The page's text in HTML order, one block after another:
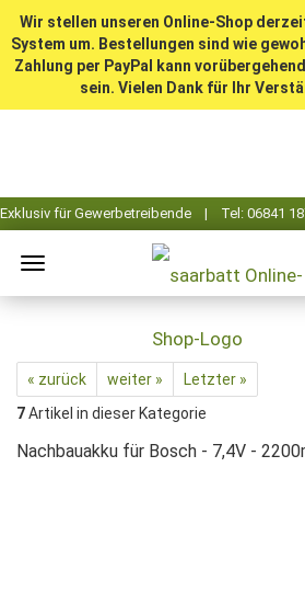
Wir stellen unseren Online-Shop
System um. Bestellungen sind wie
Zahlung per PayPal kann
sein. Vielen Dank für Ihr
« zurück weiter »
Letzter »
7Artikel in dieser Kategorie
Nachbauakku für Bosch - 7,4V -